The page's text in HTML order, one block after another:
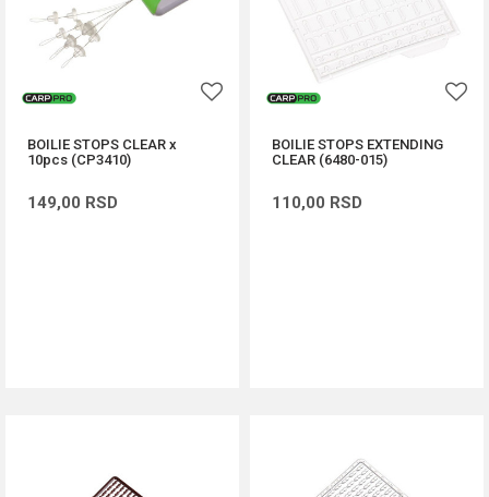
BOILIE STOPS CLEAR x
10pcs (CP3410)
149,00 RSD
BOILIE STOPS EXTENDING
CLEAR (6480-015)
110,00 RSD